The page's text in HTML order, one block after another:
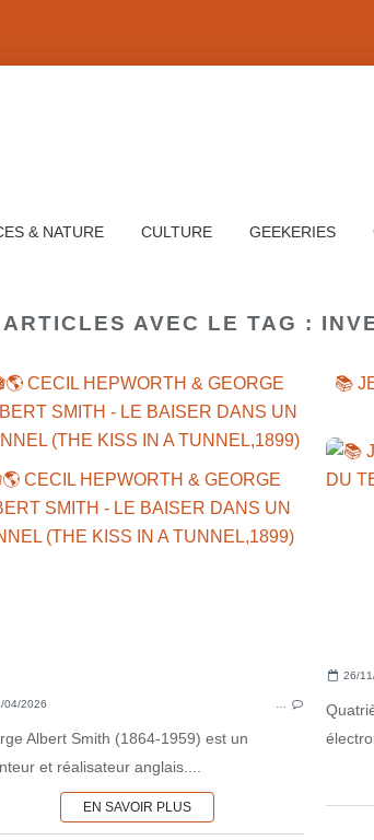
& NATURE CULTURE GEEKERIES
AVEC LE TAG :
CECIL HEPWORTH & GEORGE
SMITH - LE BAISER DANS UN
(THE KISS IN A TUNNEL,1899)
04/2026
Albert Smith (1864-1959) est un
et réalisateur anglais....
EN SAVOIR PLUS
📚
26/